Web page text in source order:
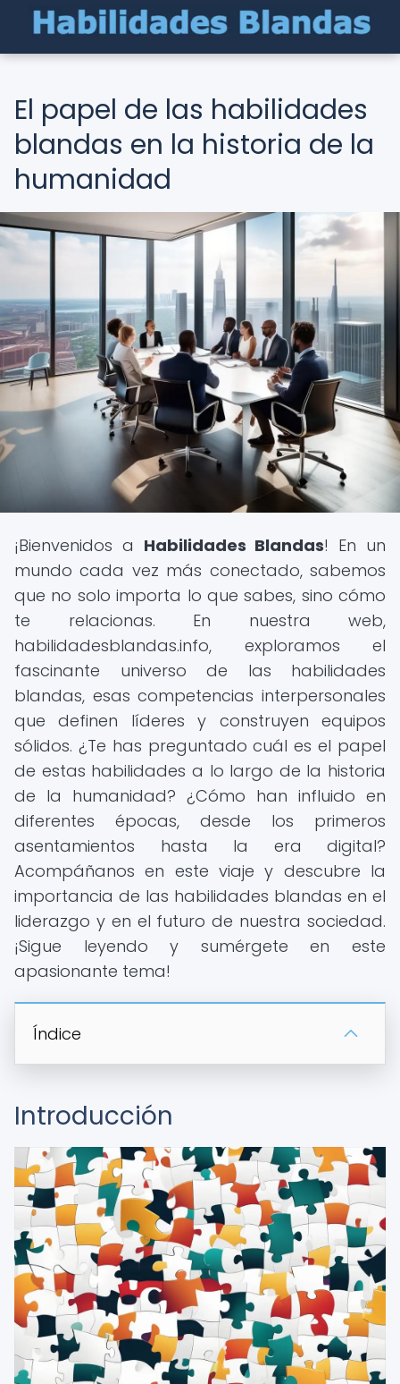
El papel de las habilidades
blandas en la historia de la
humanidad
¡Bienvenidos a Habilidades Blandas! En un
mundo cada vez más conectado, sabemos
que no solo importa lo que sabes, sino cómo
te relacionas. En nuestra web,
habilidadesblandas.info, exploramos el
fascinante universo de las habilidades
blandas, esas competencias interpersonales
que definen líderes y construyen equipos
sólidos. ¿Te has preguntado cuál es el papel
de estas habilidades a lo largo de la historia
de la humanidad? ¿Cómo han influido en
diferentes épocas, desde los primeros
asentamientos hasta la era digital?
Acompáñanos en este viaje y descubre la
importancia de las habilidades blandas en el
liderazgo y en el futuro de nuestra sociedad.
¡Sigue leyendo y sumérgete en este
apasionante tema!
Índice
Introducción